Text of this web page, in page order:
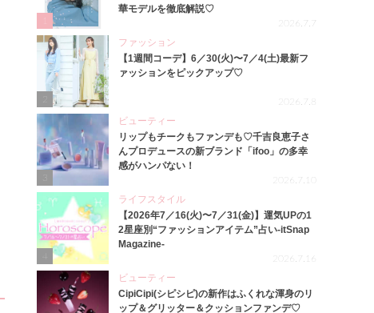
華モデルを徹底解説♡
2026.7.7
ファッション
【1週間コーデ】6／30(火)〜7／4(土)最新フ
ァッションをピックアップ♡
2026.7.8
3
ビューティー
リップもチークもファンデも♡千吉良恵子さ
んプロデュースの新ブランド「ifoo」の多幸
感がハンパない！
2026.7.10
4
ライフスタイル
【2026年7／16(火)〜7／31(金)】運気UPの1
2星座別“ファッションアイテム”占い-itSnap
Magazine-
2026.7.16
ビューティー
CipiCipi(シピシピ)の新作はふくれな渾身のリ
ップ＆グリッター＆クッションファンデ♡